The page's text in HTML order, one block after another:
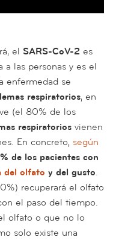
el SARS-CoV-2 es
a las personas y es el
enfermedad se
respiratorios, en
(el 80% de los
respiratorios vienen
En concreto, según
de los pacientes con
del olfato y del gusto.
recuperará el olfato
el paso del tiempo.
olfato o que no lo
solo existe una